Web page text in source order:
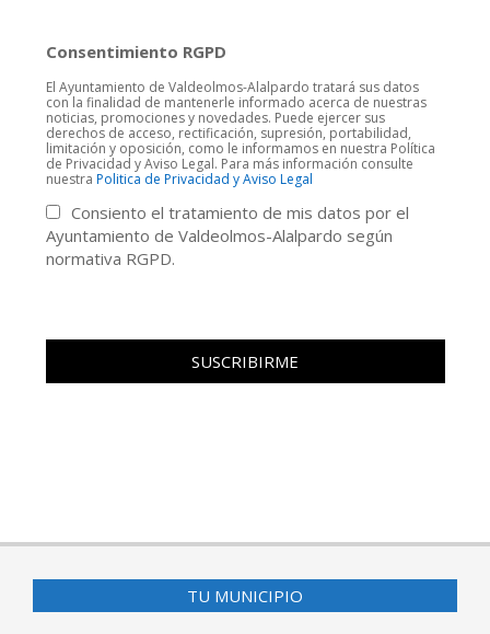
Consentimiento RGPD
El Ayuntamiento de Valdeolmos-Alalpardo tratará sus datos
con la finalidad de mantenerle informado acerca de nuestras
noticias, promociones y novedades. Puede ejercer sus
derechos de acceso, rectificación, supresión, portabilidad,
limitación y oposición, como le informamos en nuestra Política
de Privacidad y Aviso Legal. Para más información consulte
nuestra Politica de Privacidad y Aviso Legal
Consiento el tratamiento de mis datos por el
Ayuntamiento de Valdeolmos-Alalpardo según
normativa RGPD.
TU MUNICIPIO